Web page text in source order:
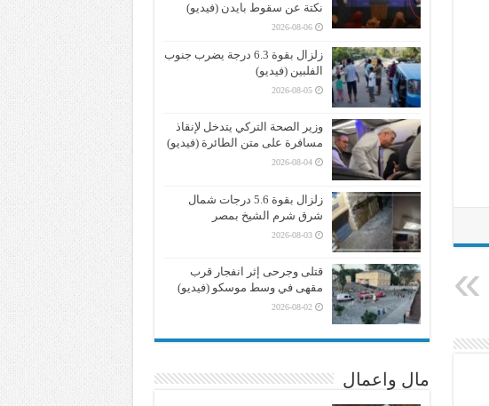
نكتة عن سقوط بايدن (فيديو)
2026-08-06
زلزال بقوة 6.3 درجة يضرب جنوب
الفلبين (فيديو)
2026-08-05
وزير الصحة التركي يتدخل لإنقاذ
مسافرة على متن الطائرة (فيديو)
2026-08-04
زلزال بقوة 5.6 درجات شمال
شرق شرم الشيخ بمصر
2026-08-03
قتلى وجرحى إثر انفجار قرب
مقهى في وسط موسكو (فيديو)
2026-08-02
مال واعمال